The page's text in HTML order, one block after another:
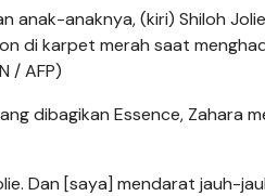
anak-anaknya, (kiri) Shiloh
di karpet merah saat
/ AFP)
dibagikan Essence, Zahara
Dan [saya] mendarat jauh-